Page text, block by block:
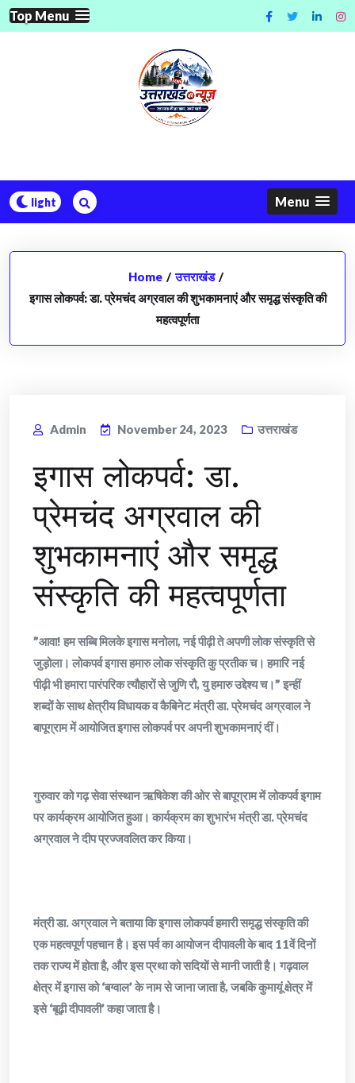
Skip
to
Top Menu
Menu
Home / उत्तराखंड /
इगास लोकपर्व: डा. प्रेमचंद अग्रवाल की शुभकामनाएं और समृद्ध संस्कृति की
महत्वपूर्णता
Admin November 24, 2023 उत्तराखंड
इगास लोकपर्व: डा.
प्रेमचंद अग्रवाल की
शुभकामनाएं और समृद्ध
संस्कृति की महत्वपूर्णता
”आवा! हम सब्बि मिलके इगास मनोला, नई पीढ़ी ते अपणी लोक संस्कृति से
जुड़ोला। लोकपर्व इगास हमारु लोक संस्कृति कु प्रतीक च। हमारि नई
पीढ़ी भी हमारा पारंपरिक त्यौहारों से जुणि रौ, यु हमारु उद्देश्य च।” इन्हीं
शब्दों के साथ क्षेत्रीय विधायक व कैबिनेट मंत्री डा. प्रेमचंद अग्रवाल ने
बापूग्राम में आयोजित इगास लोकपर्व पर अपनी शुभकामनाएं दीं।
गुरुवार को गढ़ सेवा संस्थान ऋषिकेश की ओर से बापूग्राम में लोकपर्व इगाम
पर कार्यक्रम आयोजित हुआ। कार्यक्रम का शुभारंभ मंत्री डा. प्रेमचंद
अग्रवाल ने दीप प्रज्जवलित कर किया।
मंत्री डा. अग्रवाल ने बताया कि इगास लोकपर्व हमारी समृद्ध संस्कृति की
एक महत्वपूर्ण पहचान है। इस पर्व का आयोजन दीपावली के बाद 11वें दिनों
तक राज्य में होता है, और इस प्रथा को सदियों से मानी जाती है। गढ़वाल
क्षेत्र में इगास को ‘बग्वाल’ के नाम से जाना जाता है, जबकि कुमायूं क्षेत्र में
इसे ‘बूढ़ी दीपावली’ कहा जाता है।